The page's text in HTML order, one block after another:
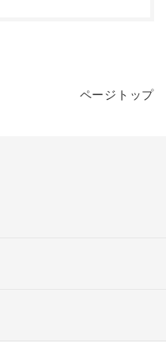
ページトップ